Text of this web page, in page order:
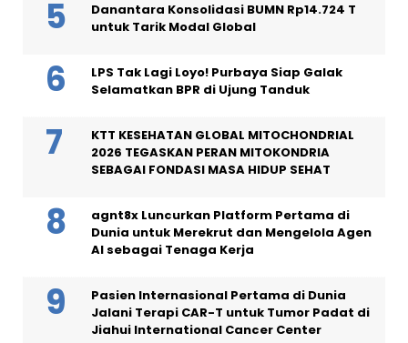
Danantara Konsolidasi BUMN Rp14.724 T
untuk Tarik Modal Global
LPS Tak Lagi Loyo! Purbaya Siap Galak
Selamatkan BPR di Ujung Tanduk
KTT KESEHATAN GLOBAL MITOCHONDRIAL
2026 TEGASKAN PERAN MITOKONDRIA
SEBAGAI FONDASI MASA HIDUP SEHAT
agnt8x Luncurkan Platform Pertama di
Dunia untuk Merekrut dan Mengelola Agen
AI sebagai Tenaga Kerja
Pasien Internasional Pertama di Dunia
Jalani Terapi CAR-T untuk Tumor Padat di
Jiahui International Cancer Center